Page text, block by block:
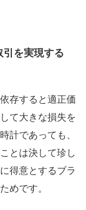
を実現する
存すると適正価
て大きな損失を
計であっても、
とは決して珍し
得意とするブラ
めです。